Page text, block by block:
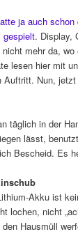
ja auch schon
gespielt. Display,
mehr da,
lesen hier mit
Auftritt. Nun,
täglich in der
lässt,
Bescheid. Es
Akku ist
lochen, nicht
Hausmüll